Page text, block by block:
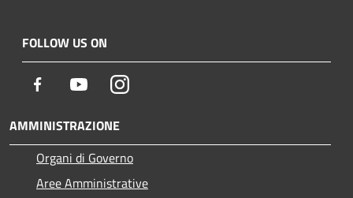
FOLLOW US ON
Facebook YoutubeInstagram
AMMINISTRAZIONE
Organi di Governo
Aree Amministrative